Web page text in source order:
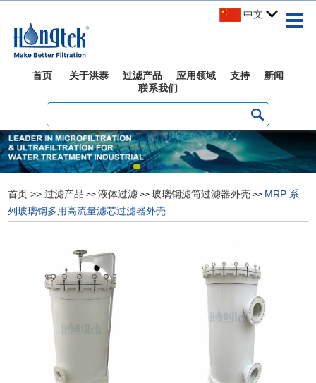
中文
首页 关于洪泰 过滤产品 应用领域 支持
新闻
联系我们
首页 >>过滤产品 >>液体过滤 >>玻璃钢滤筒过滤器外壳 >> MRP 系
列玻璃钢多用高流量滤芯过滤器外壳